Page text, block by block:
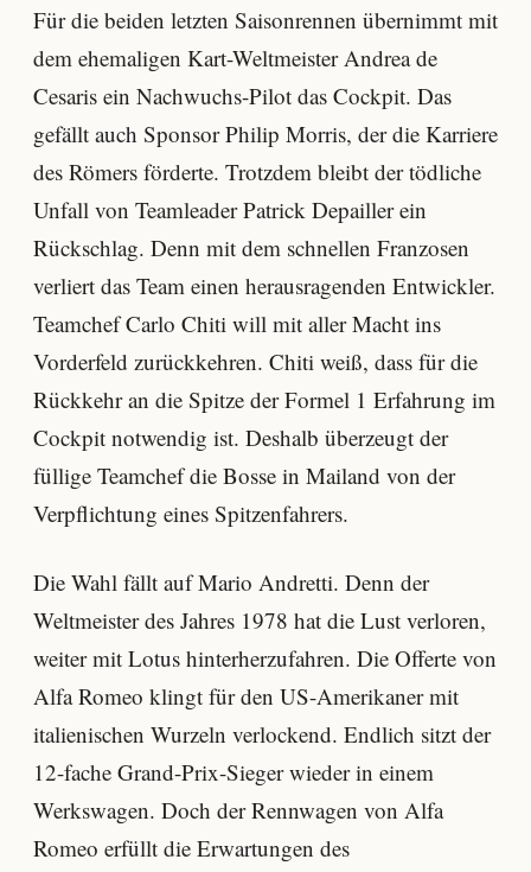
Für die beiden letzten Saisonrennen übernimmt mit
dem ehemaligen Kart-Weltmeister Andrea de
Cesaris ein Nachwuchs-Pilot das Cockpit. Das
gefällt auch Sponsor Philip Morris, der die Karriere
des Römers förderte. Trotzdem bleibt der tödliche
Unfall von Teamleader Patrick Depailler ein
Rückschlag. Denn mit dem schnellen Franzosen
verliert das Team einen herausragenden Entwickler.
Teamchef Carlo Chiti will mit aller Macht ins
Vorderfeld zurückkehren. Chiti weiß, dass für die
Rückkehr an die Spitze der Formel 1 Erfahrung im
Cockpit notwendig ist. Deshalb überzeugt der
füllige Teamchef die Bosse in Mailand von der
Verpflichtung eines Spitzenfahrers.
Die Wahl fällt auf Mario Andretti. Denn der
Weltmeister des Jahres 1978 hat die Lust verloren,
weiter mit Lotus hinterherzufahren. Die Offerte von
Alfa Romeo klingt für den US-Amerikaner mit
italienischen Wurzeln verlockend. Endlich sitzt der
12-fache Grand-Prix-Sieger wieder in einem
Werkswagen. Doch der Rennwagen von Alfa
Romeo erfüllt die Erwartungen des